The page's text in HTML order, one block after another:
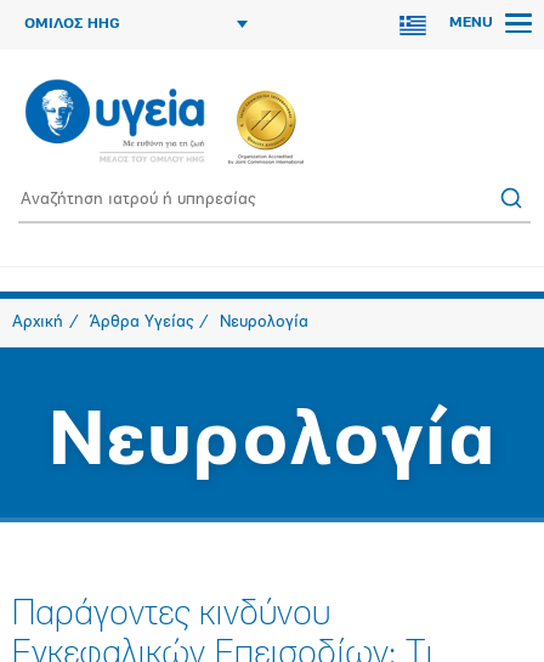
ΟΜΙΛΟΣ HHG MENU
Αρχική Άρθρα Υγείας Νευρολογία
Νευρολογία
Παράγοντες κινδύνου